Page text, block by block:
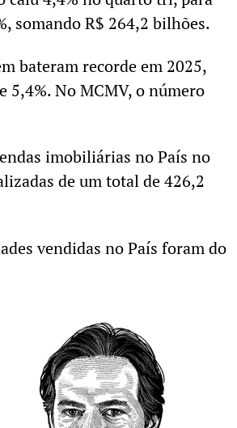
somando R$ 264,2 bilhões.
bateram recorde em 2025,
5,4%. No MCMV, o número
imobiliárias no País no
de um total de 426,2
vendidas no País foram do